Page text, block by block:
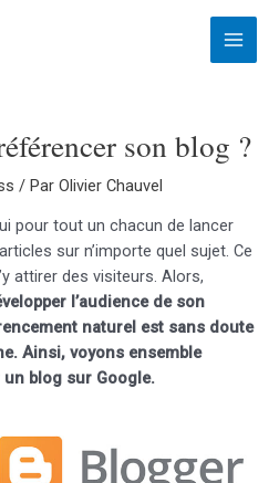
Main
son blog ?
/ ParOlivier Chauvel
pour tout un chacun de lancer
sur n’importe quel sujet. Ce
attirer des visiteurs. Alors,
l’audience de son
naturel est sans doute
Ainsi, voyons ensemble
blog sur Google.